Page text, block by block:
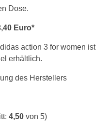
Dose.
Euro*
action 3 for women ist
erhältlich.
des Herstellers
4,50 von 5)